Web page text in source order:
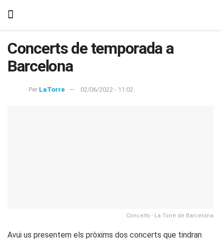
Concerts de temporada a
Barcelona
Per LaTorre 02/06/2022 - 11:02
Concerts - La Torre de Barcelona
Avui us presentem els pròxims dos concerts que tindran